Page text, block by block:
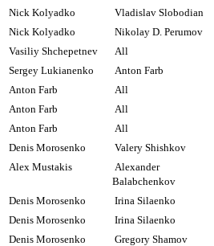
Nick Kolyadko Vladislav Slobodian
Nick Kolyadko Nikolay D. Perumov
Vasiliy Shchepetnev All
Sergey Lukianenko Anton Farb
Anton Farb All
Anton Farb All
Anton Farb All
Denis Morosenko Valery Shishkov
Alex Mustakis
Alexander
Balabchenkov
Denis Morosenko Irina Silaenko
Denis Morosenko Irina Silaenko
Denis Morosenko Gregory Shamov